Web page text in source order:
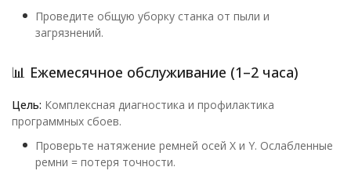
Проведите общую уборку станка от пыли и
загрязнений.
📊 Ежемесячное обслуживание (1–2 часа)
Цель: Комплексная диагностика и профилактика
программных сбоев.
Проверьте натяжение ремней осей X и Y. Ослабленные
ремни = потеря точности.